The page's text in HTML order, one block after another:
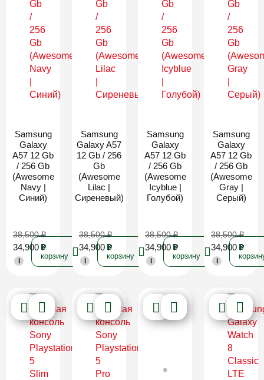
Samsung
Galaxy
A57 12 Gb
/ 256 Gb
(Awesome
Navy |
Синий)
38,500₽
34,900 ₽
i
В
корзину
Samsung
Galaxy A57
12 Gb / 256
Gb
(Awesome
Lilac |
Сиреневый)
38,500₽
34,900 ₽
i
В
корзину
Samsung
Galaxy
A57 12 Gb
/ 256 Gb
(Awesome
Icyblue |
Голубой)
38,500₽
34,900 ₽
i
В
корзину
Samsung
Galaxy
A57 12 Gb
/ 256 Gb
(Awesome
Gray |
Серый)
38,500₽
34,900 ₽
i
В